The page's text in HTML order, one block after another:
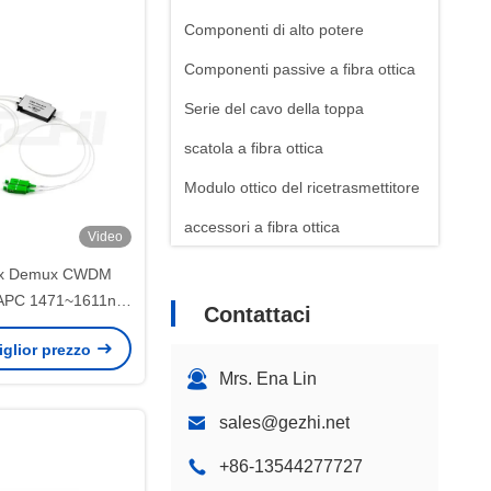
Componenti di alto potere
Componenti passive a fibra ottica
Serie del cavo della toppa
scatola a fibra ottica
Modulo ottico del ricetrasmettitore
accessori a fibra ottica
Contattaci
Mrs. Ena Lin
sales@gezhi.net
+86-13544277727
Video
Demux CWDM
1471~1611nm
di inserzione
CATV FTTH
prezzo